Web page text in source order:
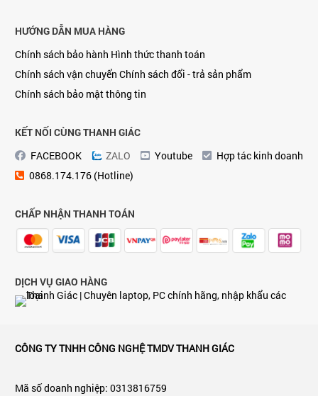
HƯỚNG DẪN MUA HÀNG
Chính sách bảo hành Hình thức thanh toán
Chính sách vận chuyển Chính sách đổi - trả sản phẩm
Chính sách bảo mật thông tin
KẾT NỐI CÙNG THANH GIÁC
FACEBOOK
ZALO Youtube
Hợp tác kinh doanh
0868.174.176 (Hotline)
CHẤP NHẬN THANH TOÁN
DỊCH VỤ GIAO HÀNG
CÔNG TY TNHH CÔNG NGHỆ TMDV THANH GIÁC
Mã số doanh nghiệp: 0313816759